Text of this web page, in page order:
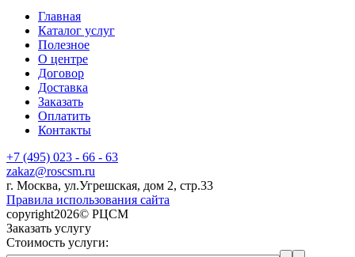
Главная
Каталог услуг
Полезное
О центре
Договор
Доставка
Заказать
Оплатить
Контакты
+7 (495) 023 - 66 - 63
zakaz@roscsm.ru
г. Москва, ул.Угрешская, дом 2, стр.33
Правила использования сайта
copyright2026© РЦСМ
Заказать услугу
Стоимость услуги: